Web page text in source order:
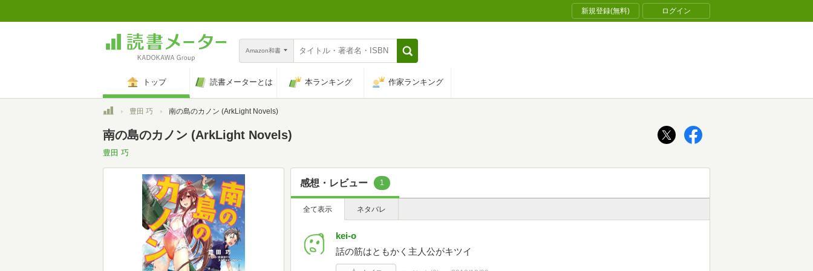
新規登録(無料) ログイン
Amazon和書
トップ 読書メーターとは 本ランキング 作家ランキング
トップ豊田 巧 南の島のカノン (ArkLight Novels)
南の島のカノン (ArkLight Novels)
豊田 巧
感想・レビュー 1
全て表示 ネタバレ
kei-o
話の筋はともかく主人公がキツイ